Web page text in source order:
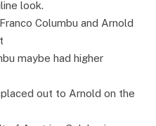
look.
Columbu and Arnold
maybe had higher
out to Arnold on the